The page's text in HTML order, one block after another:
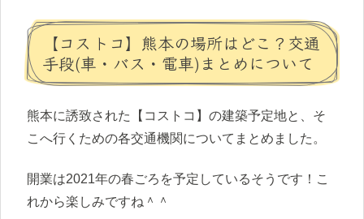
【コストコ】熊本の場所はどこ？交通
手段(車・バス・電車)まとめについて
熊本に誘致された【コストコ】の建築予定地と、そ
こへ行くための各交通機関についてまとめました。
開業は2021年の春ごろを予定しているそうです！こ
れから楽しみですね＾＾